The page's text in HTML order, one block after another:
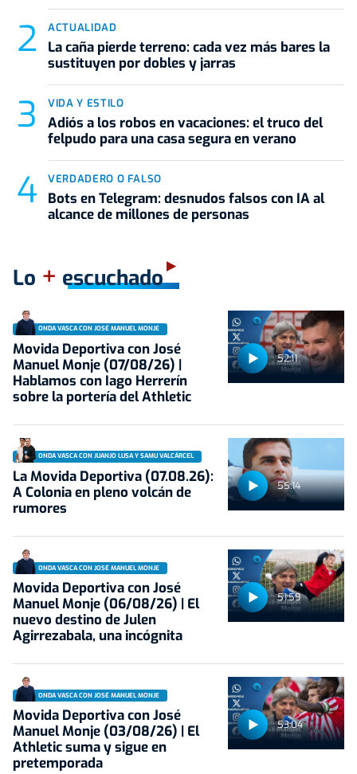
ACTUALIDAD
La caña pierde terreno: cada vez más bares la
sustituyen por dobles y jarras
VIDA Y ESTILO
Adiós a los robos en vacaciones: el truco del
felpudo para una casa segura en verano
VERDADERO O FALSO
Bots en Telegram: desnudos falsos con IA al
alcance de millones de personas
Lo + escuchado
52:11
ONDA VASCA CON JOSÉ MANUEL MONJE
Movida Deportiva con José
Manuel Monje (07/08/26) |
Hablamos con Iago Herrerín
sobre la portería del Athletic
55:14
ONDA VASCA CON JUANJO LUSA Y SAMU VALCÁRCEL
La Movida Deportiva (07.08.26):
A Colonia en pleno volcán de
rumores
51:59
ONDA VASCA CON JOSÉ MANUEL MONJE
Movida Deportiva con José
Manuel Monje (06/08/26) | El
nuevo destino de Julen
Agirrezabala, una incógnita
53:04
ONDA VASCA CON JOSÉ MANUEL MONJE
Movida Deportiva con José
Manuel Monje (03/08/26) | El
Athletic suma y sigue en
pretemporada